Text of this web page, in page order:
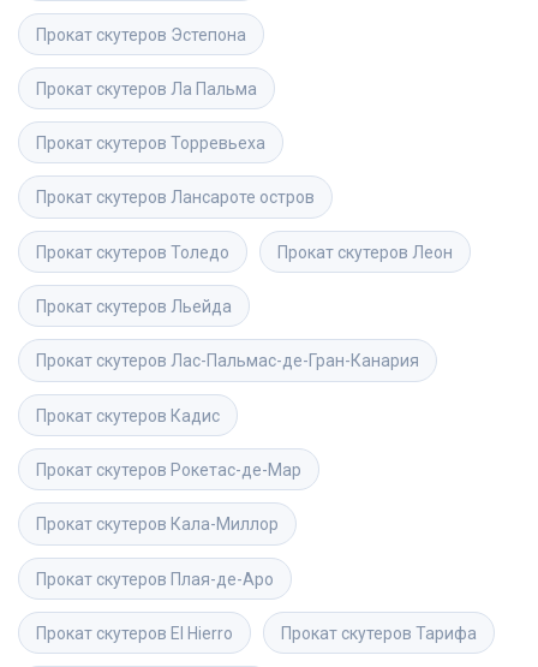
Прокат скутеров Эстепона
Прокат скутеров Ла Пальма
Прокат скутеров Торревьеха
Прокат скутеров Лансароте остров
Прокат скутеров Толедо Прокат скутеров Леон
Прокат скутеров Льейда
Прокат скутеров Лас-Пальмас-де-Гран-Канария
Прокат скутеров Кадис
Прокат скутеров Рокетас-де-Мар
Прокат скутеров Кала-Миллор
Прокат скутеров Плая-де-Аро
Прокат скутеров El Hierro Прокат скутеров Тарифа